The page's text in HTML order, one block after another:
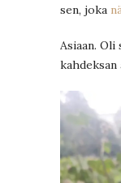
sen, joka
Asiaan. Oli
kahdeksan